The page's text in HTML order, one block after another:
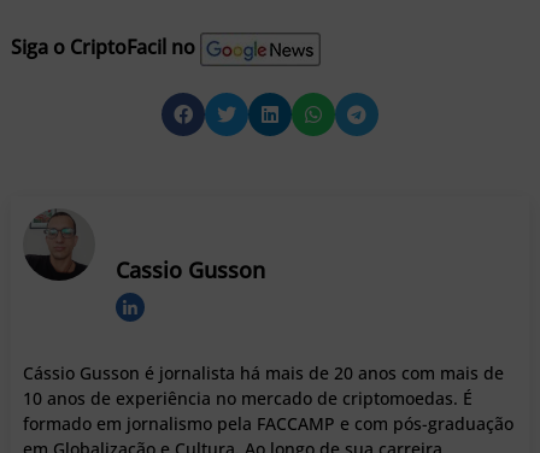
Siga o CriptoFacil no
Cassio Gusson
Cássio Gusson é jornalista há mais de 20 anos com mais de
10 anos de experiência no mercado de criptomoedas. É
formado em jornalismo pela FACCAMP e com pós-graduação